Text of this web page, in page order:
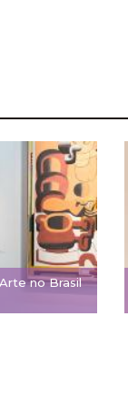
no Brasil